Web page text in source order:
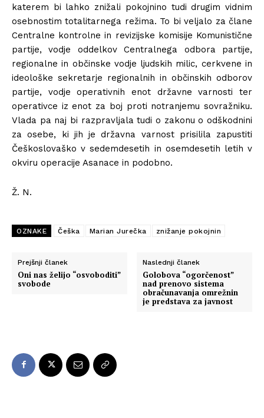
katerem bi lahko znižali pokojnino tudi drugim vidnim
osebnostim totalitarnega režima. To bi veljalo za člane
Centralne kontrolne in revizijske komisije Komunistične
partije, vodje oddelkov Centralnega odbora partije,
regionalne in občinske vodje ljudskih milic, cerkvene in
ideološke sekretarje regionalnih in občinskih odborov
partije, vodje operativnih enot državne varnosti ter
operativce iz enot za boj proti notranjemu sovražniku.
Vlada pa naj bi razpravljala tudi o zakonu o odškodnini
za osebe, ki jih je državna varnost prisilila zapustiti
Češkoslovaško v sedemdesetih in osemdesetih letih v
okviru operacije Asanace in podobno.
Ž. N.
OZNAKE Češka Marian Jurečka znižanje pokojnin
Prejšnji članek
Oni nas želijo “osvoboditi”
svobode
Naslednji članek
Golobova “ogorčenost”
nad prenovo sistema
obračunavanja omrežnin
je predstava za javnost